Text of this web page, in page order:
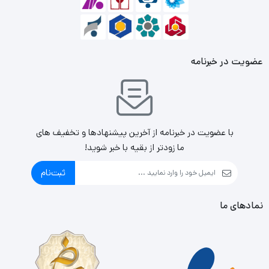
گواهینامه پایه 80PLUS است که عملکرد صحیح و ایمن آن
عضویت در خبرنامه
با عضویت در خبرنامه از آخرین پیشنهادها و تخفیف های
ما زودتر از بقیه با خبر شوید!
ثبت‌نام
نمادهای ما